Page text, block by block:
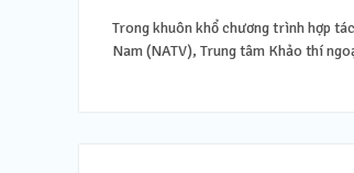
Trong khuôn khổ chương trình hợp
Nam (NATV), Trung tâm Khảo thí